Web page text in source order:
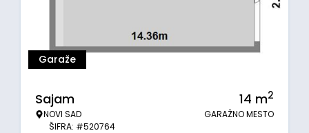
Garaže
Sajam
NOVI SAD
ŠIFRA: #520764
14 m2
GARAŽNO MESTO